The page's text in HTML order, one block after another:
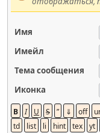
Имя
Имейл
Тема сообщения
Иконка